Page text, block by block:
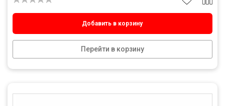
Добавить в корзину
Перейти в корзину